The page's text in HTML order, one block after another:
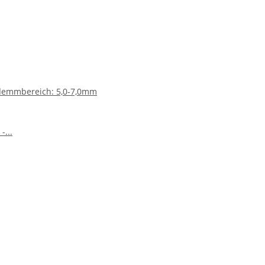
5,0-7,0mm